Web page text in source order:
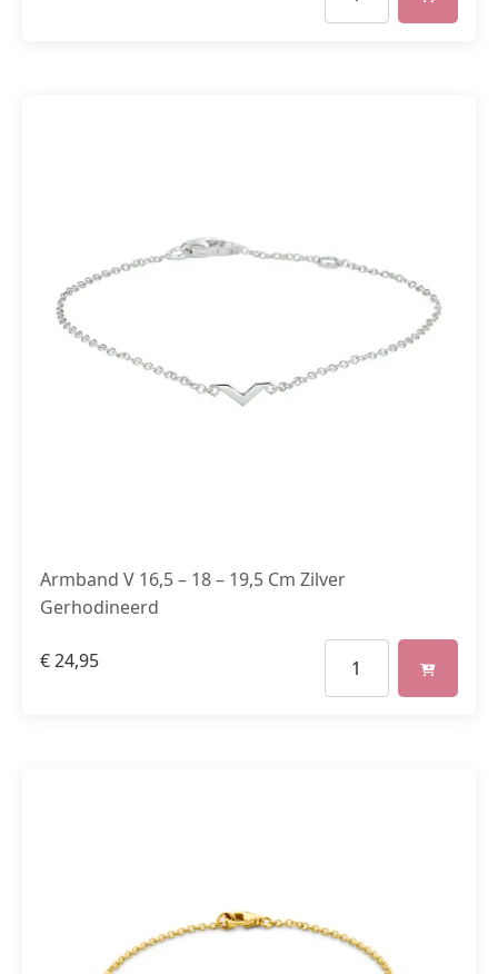
Armband V 16,5 – 18 – 19,5 Cm Zilver
Gerhodineerd
€24,95